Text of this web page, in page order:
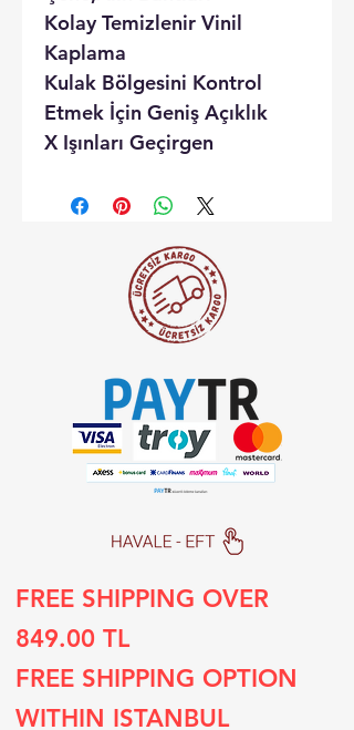
Kolay Temizlenir Vinil
Kaplama
Kulak Bölgesini Kontrol
Etmek İçin Geniş Açıklık
X Işınları Geçirgen
FREE SHIPPING OVER
849.00 TL
FREE SHIPPING OPTION
WITHIN ISTANBUL